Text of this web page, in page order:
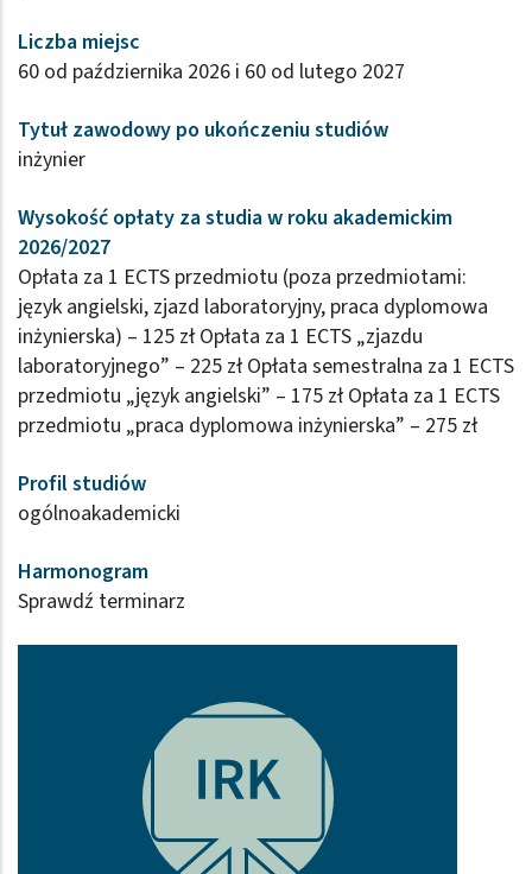
Liczba miejsc
60 od października 2026 i 60 od lutego 2027
Tytuł zawodowy po ukończeniu studiów
inżynier
Wysokość opłaty za studia w roku akademickim
2026/2027
Opłata za 1 ECTS przedmiotu (poza przedmiotami:
język angielski, zjazd laboratoryjny, praca dyplomowa
inżynierska) – 125 zł Opłata za 1 ECTS „zjazdu
laboratoryjnego” – 225 zł Opłata semestralna za 1 ECTS
przedmiotu „język angielski” – 175 zł Opłata za 1 ECTS
przedmiotu „praca dyplomowa inżynierska” – 275 zł
Profil studiów
ogólnoakademicki
Harmonogram
Sprawdź terminarz